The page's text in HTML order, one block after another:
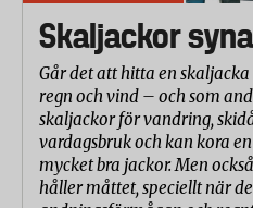
Skaljackor
Går det att hitta en
regn och vind – och som
skaljackor för vandring,
vardagsbruk och kan kora
mycket bra jackor. Men
håller måttet, speciellt när